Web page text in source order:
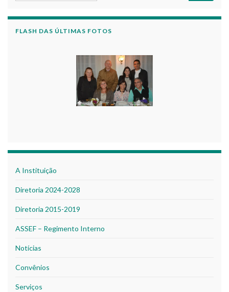
FLASH DAS ÚLTIMAS FOTOS
A Instituição
Diretoria 2024-2028
Diretoria 2015-2019
ASSEF – Regimento Interno
Notícias
Convênios
Serviços